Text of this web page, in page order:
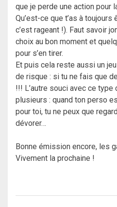
que je perde une action pour
Qu’est-ce que t’as à
c’est rageant !). Faut savoir
choix au bon moment et
pour s’en tirer.
Et puis cela reste aussi un
de risque : si tu ne fais que
!!! L’autre souci avec ce type
plusieurs : quand ton perso
pour toi, tu ne peux que
dévorer…
Bonne émission encore, les
Vivement la prochaine !